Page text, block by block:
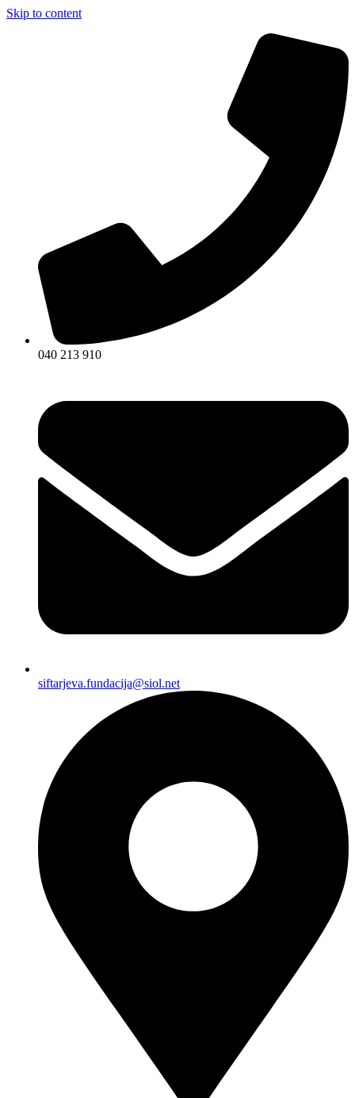
Skip to content
040 213 910
siftarjeva.fundacija@siol.net